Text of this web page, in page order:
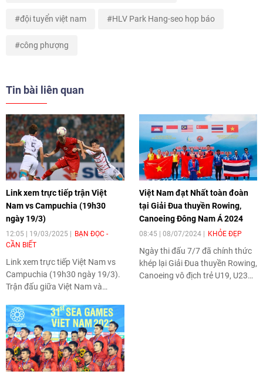
đội tuyển việt nam HLV Park Hang-seo họp báo
công phượng
Tin bài liên quan
Link xem trực tiếp trận Việt
Nam vs Campuchia (19h30
ngày 19/3)
12:05 | 19/03/2025
BẠN ĐỌC -
CẦN BIẾT
Link xem trực tiếp Việt Nam vs
Campuchia (19h30 ngày 19/3).
Trận đấu giữa Việt Nam và
cuộc đối đầu hấp dẫn, nơi cả hai
đội đều quyết tâm giành chiến
thắng.
Việt Nam đạt Nhất toàn đoàn
tại Giải Đua thuyền Rowing,
Canoeing Đông Nam Á 2024
08:45 | 08/07/2024 KHỎE ĐẸP
Ngày thi đấu 7/7 đã chính thức
khép lại Giải Đua thuyền Rowing,
Canoeing vô địch trẻ U19, U23